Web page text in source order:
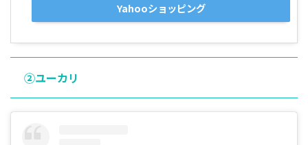
Yahooショッピング
②ユーカリ